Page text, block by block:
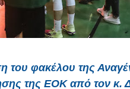
του φακέλου της
της ΕΟΚ από τον κ.